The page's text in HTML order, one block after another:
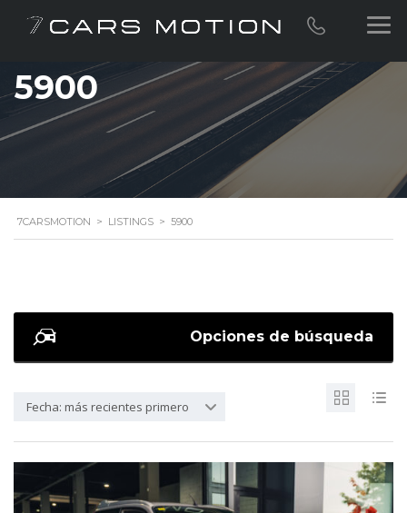
5900
7CARSMOTION > LISTINGS > 5900
Opciones de búsqueda
Fecha: más recientes primero